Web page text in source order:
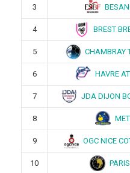
3
4 BREST
5 CHAMBRAY
6 HAVRE
7 JDA DIJON
8
9 OGC NICE
10